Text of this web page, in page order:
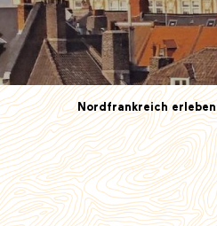
Nordfrankreich erleben